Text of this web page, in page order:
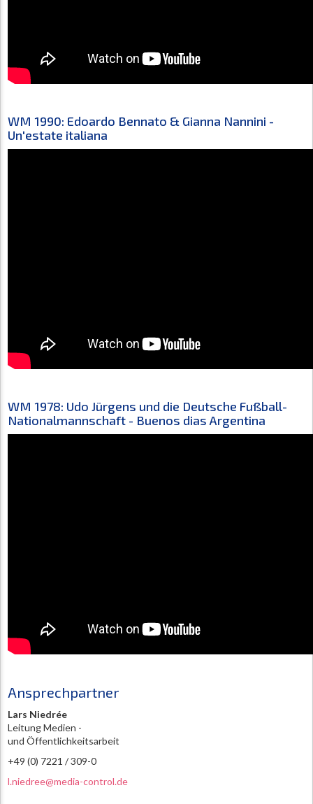
WM 1990: Edoardo Bennato & Gianna Nannini -
Un'estate italiana
WM 1978: Udo Jürgens und die Deutsche Fußball-
Nationalmannschaft - Buenos dias Argentina
Ansprechpartner
Lars Niedrée
Leitung Medien -
und Öffentlichkeitsarbeit
+49 (0) 7221 / 309-0
l.niedree@media-control.de